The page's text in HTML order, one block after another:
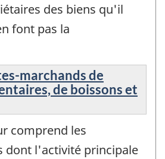
des biens qu'il
font pas la
marchands de
de boissons et
comprend les
dont l'activité principale